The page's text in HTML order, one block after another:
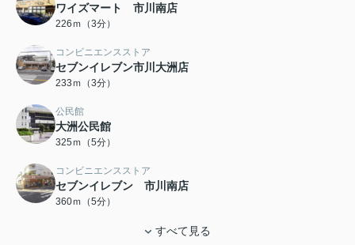
ワイズマート 市川南店
226ｍ（3分）
コンビニエンスストア
セブンイレブン市川大洲店
233ｍ（3分）
公民館
大洲公民館
325ｍ（5分）
コンビニエンスストア
セブンイレブン 市川南店
360ｍ（5分）
すべて見る